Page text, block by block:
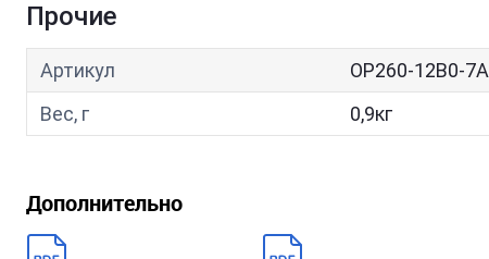
Прочие
Артикул
OР260-12В0-7А
Вес, г
0,9кг
Дополнительно